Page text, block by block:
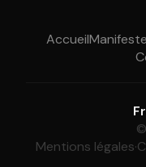
AccueilManifeste
Mentions légales·